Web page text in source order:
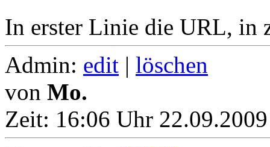
In erster Linie die URL, in
Admin: edit | löschen
von Mo.
Zeit: 16:06 Uhr